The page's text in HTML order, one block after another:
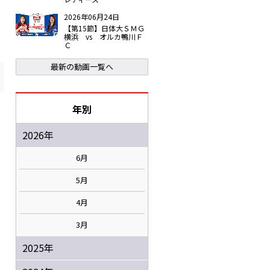
2026年06月24日
【第15節】日体大ＳＭＧ
横浜 vs オルカ鴨川Ｆ
Ｃ
最新の動画一覧へ
年別
2026年
6月
5月
4月
3月
2025年